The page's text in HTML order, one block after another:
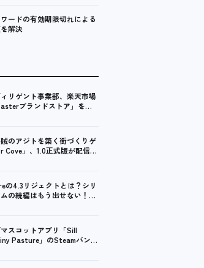
に、幅広くラインナップ
ードの有効期限切れによる
解決
リゲント事業部、楽天市場
ブランドストア」をオ
ャンペーンでポイントアッ
に、幅広くラインナップ
のアジトを築く街づくりゲ
Cove」、1.0正式版が配信開
の4.3リジェクトとは？シリ
の続編はもう出せない！？
次ぐリジェクト
スコットアプリ「Sill
Pasture」のSteamバンド
開始。通常価格より10%割